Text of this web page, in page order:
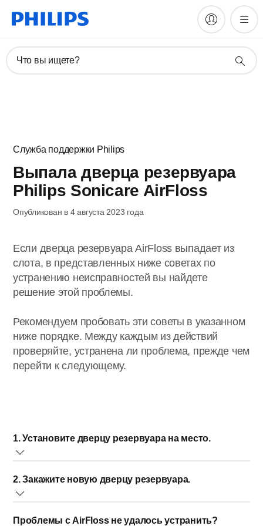
Что вы ищете?
Служба поддержки Philips
Выпала дверца резервуара
Philips Sonicare AirFloss
Опубликован в 4 августа 2023 года
Если дверца резервуара AirFloss выпадает из
слота, в представленных ниже советах по
устранению неисправностей вы найдете
решение этой проблемы.
Рекомендуем пробовать эти советы в указанном
ниже порядке. Между каждым из действий
проверяйте, устранена ли проблема, прежде чем
перейти к следующему.
1. Установите дверцу резервуара на место.
это происходит, если петли выпадают из разъемов под
отверстием резервуара. Попробуйте защелкнуть
2. Закажите новую дверцу резервуара.
дверца не фиксируется на ручке, может потребоваться
Проблемы с AirFloss не удалось устранить?